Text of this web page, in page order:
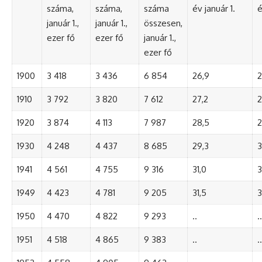
száma,
január 1.,
ezer fő
száma,
január 1.,
ezer fő
száma
összesen,
január 1.,
ezer fő
év január 1.
1900 3 418 3 436 6 854 26,9
1910 3 792 3 820 7 612 27,2
1920 3 874 4 113 7 987 28,5
1930 4 248 4 437 8 685 29,3
1941 4 561 4 755 9 316 31,0
1949 4 423 4 781 9 205 31,5
1950 4 470 4 822 9 293 .. ..
1951 4 518 4 865 9 383 .. ..